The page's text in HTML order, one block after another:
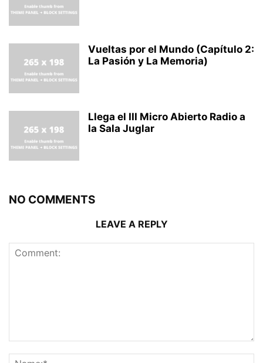
Vueltas por el Mundo (Capítulo 2:
La Pasión y La Memoria)
Llega el III Micro Abierto Radio a
la Sala Juglar
NO COMMENTS
LEAVE A REPLY